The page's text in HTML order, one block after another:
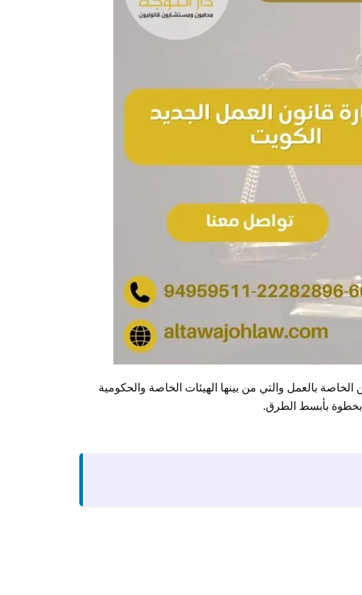
بالعمل والتي من بينها الهيئات الخاصة والحكومية
بخطوة بأبسط الطرق.